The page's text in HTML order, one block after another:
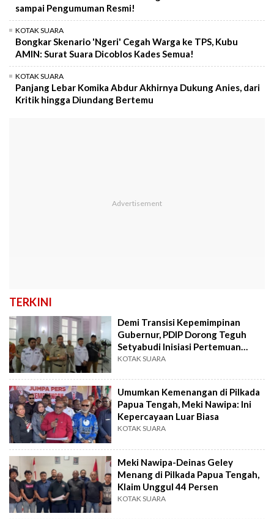
sampai Pengumuman Resmi!
KOTAK SUARA
Bongkar Skenario 'Ngeri' Cegah Warga ke TPS, Kubu
AMIN: Surat Suara Dicoblos Kades Semua!
KOTAK SUARA
Panjang Lebar Komika Abdur Akhirnya Dukung Anies, dari
Kritik hingga Diundang Bertemu
TERKINI
Demi Transisi Kepemimpinan
Gubernur, PDIP Dorong Teguh
Setyabudi Inisiasi Pertemuan
dengan Pramono Anung
KOTAK SUARA
Umumkan Kemenangan di Pilkada
Papua Tengah, Meki Nawipa: Ini
Kepercayaan Luar Biasa
KOTAK SUARA
Meki Nawipa-Deinas Geley
Menang di Pilkada Papua Tengah,
Klaim Unggul 44 Persen
KOTAK SUARA